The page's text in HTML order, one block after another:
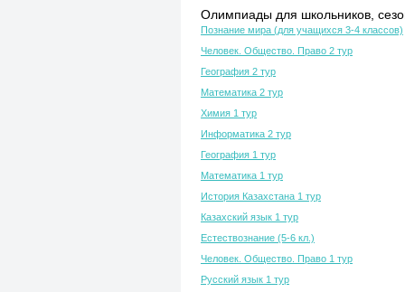
Олимпиады для школьников,
Познание мира (для учащихся 3-4 классов)
Человек. Общество. Право 2 тур
География 2 тур
Математика 2 тур
Химия 1 тур
Информатика 2 тур
География 1 тур
Математика 1 тур
История Казахстана 1 тур
Казахский язык 1 тур
Естествознание (5-6 кл.)
Человек. Общество. Право 1 тур
Русский язык 1 тур